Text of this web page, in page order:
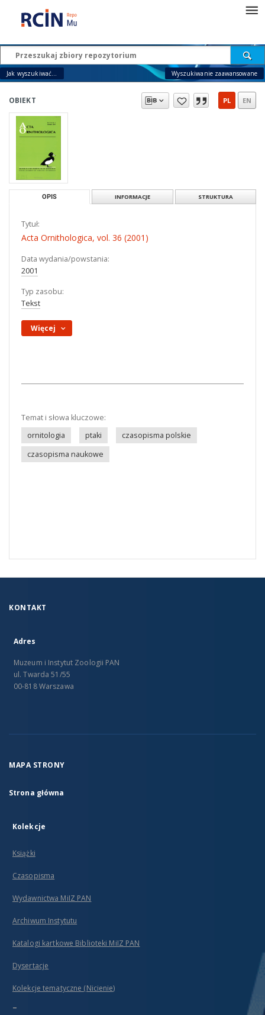
Jak wyszukiwać... Wyszukiwanie zaawansowane
OBIEKT PL EN
OPIS INFORMACJE STRUKTURA
Tytuł:
Acta Ornithologica, vol. 36 (2001)
Data wydania/powstania:
2001
Typ zasobu:
Tekst
Więcej
Temat i słowa kluczowe:
ornitologia
ptaki
czasopisma polskie
czasopisma naukowe
KONTAKT
Adres
Muzeum i Instytut Zoologii PAN
ul. Twarda 51/55
00-818 Warszawa
MAPA STRONY
Strona główna
Kolekcje
Książki
Czasopisma
Wydawnictwa MiIZ PAN
Archiwum Instytutu
Katalogi kartkowe Biblioteki MiIZ PAN
Dysertacje
Kolekcje tematyczne (Nicienie)
...